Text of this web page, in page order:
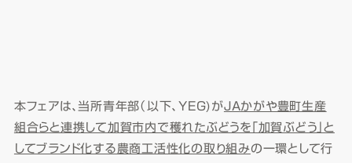
本フェアは、当所青年部（以下、YEG)がJAかがや豊町生産
組合らと連携して加賀市内で穫れたぶどうを「加賀ぶどう」と
してブランド化する農商工活性化の取り組みの一環として行